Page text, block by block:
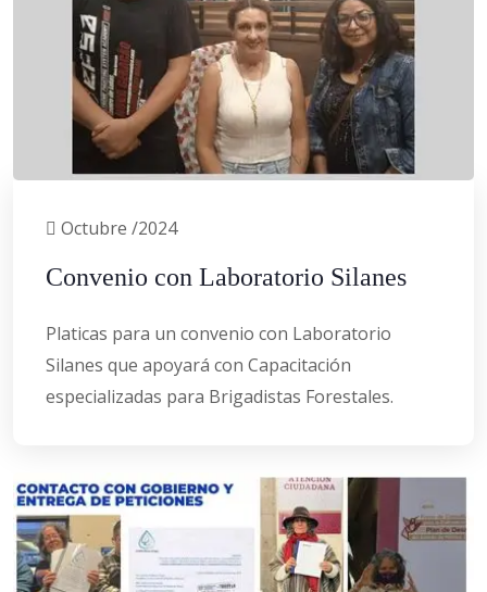
Octubre /2024
Convenio con Laboratorio Silanes
Platicas para un convenio con Laboratorio
Silanes que apoyará con Capacitación
especializadas para Brigadistas Forestales.